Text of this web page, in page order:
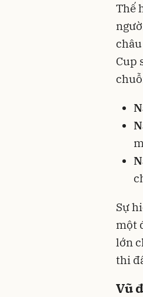
Thế
Cup
Sự
một
lớn
thi
Vũ